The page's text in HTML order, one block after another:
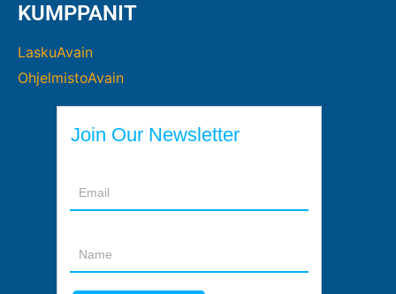
KUMPPANIT
LaskuAvain
OhjelmistoAvain
Join Our Newsletter